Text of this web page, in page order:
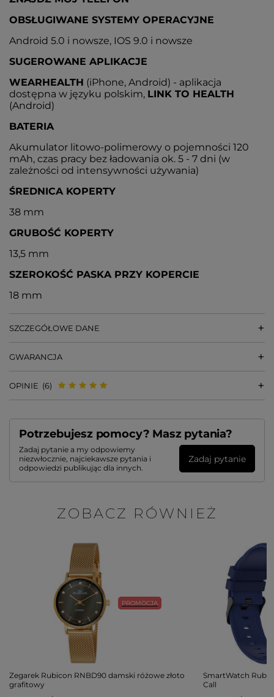
OBSŁUGIWANE SYSTEMY OPERACYJNE
Android 5.0 i nowsze, IOS 9.0 i nowsze
SUGEROWANE APLIKACJE
WEARHEALTH (iPhone, Android) - aplikacja
dostępna w języku polskim, LINK TO HEALTH
(Android)
BATERIA
Akumulator litowo-polimerowy o pojemności 120
mAh, czas pracy bez ładowania ok. 5 - 7 dni (w
zależności od intensywności używania)
ŚREDNICA KOPERTY
38 mm
GRUBOŚĆ KOPERTY
13,5 mm
SZEROKOŚĆ PASKA PRZY KOPERCIE
18 mm
SZCZEGÓŁOWE DANE
GWARANCJA
OPINIE (6)
Potrzebujesz pomocy? Masz pytania?
Zadaj pytanie a my odpowiemy
niezwłocznie, najciekawsze pytania i
odpowiedzi publikując dla innych.
Zadaj pytanie
ZOBACZ RÓWNIEŻ
PROMOCJA
Zegarek Rubicon RNBD90 damski różowe złoto
grafitowy
SmartWatch
Call